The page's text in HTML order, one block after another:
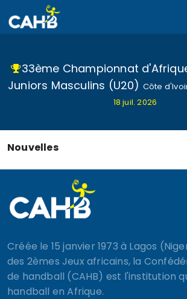
33ème Championnat
Juniors Masculins (U20) Côte
18 juil. 2026
Nouvelles
Créée le 15 janvier 1973 à Lagos
des 2èmes Jeux africains, la
de handball (CAHB) est l'institution
handball en Afrique.